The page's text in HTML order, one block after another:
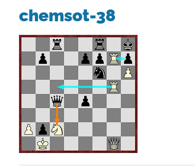
chemsot-38